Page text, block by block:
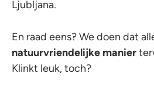
Ljubljana.
En raad eens? We doen dat
natuurvriendelijke manier
Klinkt leuk, toch?